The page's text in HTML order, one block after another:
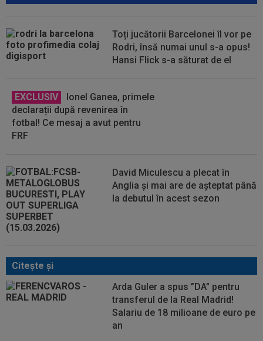
Toți jucătorii Barcelonei îl vor pe
Rodri, însă numai unul s-a opus!
Hansi Flick s-a săturat de el
EXCLUSIV
Ionel Ganea, primele
declarații după revenirea în
fotbal! Ce mesaj a avut pentru
FRF
David Miculescu a plecat în
Anglia și mai are de așteptat până
la debutul în acest sezon
Citeşte şi
Arda Guler a spus ”DA” pentru
transferul de la Real Madrid!
Salariu de 18 milioane de euro pe
an